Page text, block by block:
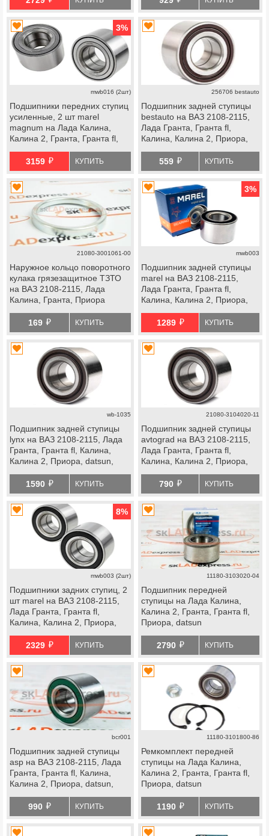
3%
mwb016 (2шт)
Подшипники передних ступиц
усиленные, 2 шт marel
magnum на Лада Калина,
Калина 2, Гранта, Гранта fl,
3159 й КУПИТЬ
256706 bestauto
Подшипник задней ступицы
bestauto на ВАЗ 2108-2115,
Лада Гранта, Гранта fl,
Калина, Калина 2, Приора,
Лада Ока
559 й КУПИТЬ
21080-3001061-00
Наружное кольцо поворотного
кулака грязезащитное ТЗТО
на ВАЗ 2108-2115, Лада
Калина, Гранта, Приора
169 й КУПИТЬ
3%
mwb003
Подшипник задней ступицы
marel на ВАЗ 2108-2115,
Лада Гранта, Гранта fl,
Калина, Калина 2, Приора,
Лада Ока
1289 й КУПИТЬ
wb-1035
Подшипник задней ступицы
lynx на ВАЗ 2108-2115, Лада
Гранта, Гранта fl, Калина,
Калина 2, Приора, datsun,
1590 й КУПИТЬ
21080-3104020-11
Подшипник задней ступицы
avtograd на ВАЗ 2108-2115,
Лада Гранта, Гранта fl,
Калина, Калина 2, Приора,
Лада Ока
790 й КУПИТЬ
8%
mwb003 (2шт)
Подшипники задних ступиц, 2
шт marel на ВАЗ 2108-2115,
Лада Гранта, Гранта fl,
Калина, Калина 2, Приора,
Лада Ока
2329 й КУПИТЬ
11180-3103020-04
Подшипник передней
ступицы на Лада Калина,
Калина 2, Гранта, Гранта fl,
Приора, datsun
2790 й КУПИТЬ
bcr001
Подшипник задней ступицы
asp на ВАЗ 2108-2115, Лада
Гранта, Гранта fl, Калина,
Калина 2, Приора, datsun,
990 й КУПИТЬ
11180-3101800-86
Ремкомплект передней
ступицы на Лада Калина,
Калина 2, Гранта, Гранта fl,
Приора, datsun
1190 й КУПИТЬ